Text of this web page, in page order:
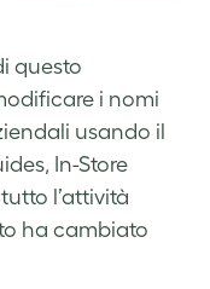
questo
i nomi
usando il
In-Store
l’attività
ha cambiato